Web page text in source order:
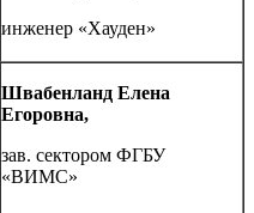
инженер «Хауден»
Швабенланд Елена
Егоровна,
зав. сектором ФГБУ
«ВИМС»